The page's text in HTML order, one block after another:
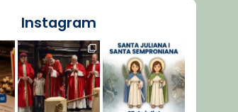
Instagram